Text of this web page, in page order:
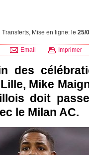
Transferts, Mise en ligne: le 25/
Email Imprimer
des
Mike
doit
le Milan AC.